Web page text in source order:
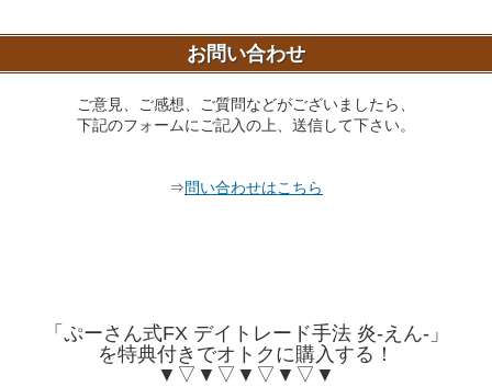
お問い合わせ
ご意見、ご感想、ご質問などがございましたら、
下記のフォームにご記入の上、送信して下さい。
⇒問い合わせはこちら
「ぷーさん式FX デイトレード手法 炎-えん-」
を特典付きでオトクに購入する！
▼▽▼▽▼▽▼▽▼